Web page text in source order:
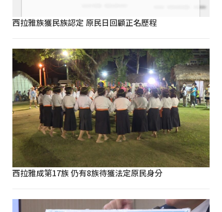
西拉雅族獲民族認定 原民日回顧正名歷程
西拉雅成第17族 仍有8族待獲法定原民身分